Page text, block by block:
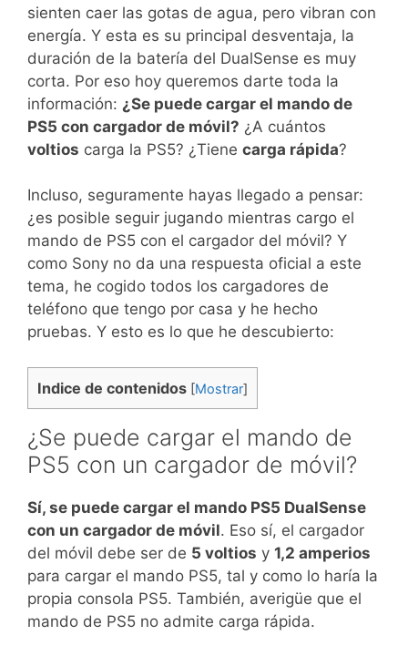
sienten caer las gotas de agua, pero vibran con
energía. Y esta es su principal desventaja, la
duración de la batería del DualSense es muy
corta. Por eso hoy queremos darte toda la
información: ¿Se puede cargar el mando de
PS5 con cargador de móvil? ¿A cuántos
voltios carga la PS5? ¿Tiene carga rápida?
Incluso, seguramente hayas llegado a pensar:
¿es posible seguir jugando mientras cargo el
mando de PS5 con el cargador del móvil? Y
como Sony no da una respuesta oficial a este
tema, he cogido todos los cargadores de
teléfono que tengo por casa y he hecho
pruebas. Y esto es lo que he descubierto:
Indice de contenidos [Mostrar]
¿Se puede cargar el mando de
PS5 con un cargador de móvil?
Sí, se puede cargar el mando PS5 DualSense
con un cargador de móvil. Eso sí, el cargador
del móvil debe ser de 5 voltios y 1,2 amperios
para cargar el mando PS5, tal y como lo haría la
propia consola PS5. También, averigüe que el
mando de PS5 no admite carga rápida.